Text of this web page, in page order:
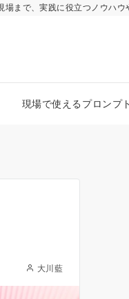
まで、実践に役立つノウハウ
現場で使えるプロンプ
大川藍